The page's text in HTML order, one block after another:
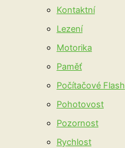
Kontaktní
Lezení
Motorika
Paměť
Počítačové Flash
Pohotovost
Pozornost
Rychlost